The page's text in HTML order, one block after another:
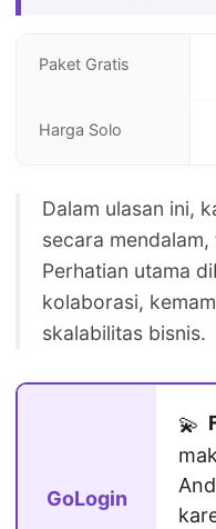
Paket Gratis
Harga Solo
Dalam ulasan ini,
secara
Perhatian utama
kolaborasi,
skalabilitas bisnis.
GoLogin
💫